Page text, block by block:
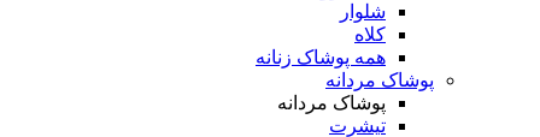
شلوار
کلاه
همه پوشاک زنانه
پوشاک مردانه
پوشاک مردانه
تیشرت